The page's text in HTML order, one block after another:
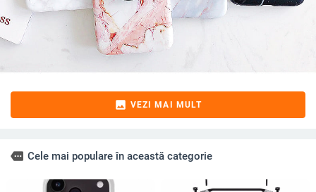
image VEZI MAI MULT
more Cele mai populare în această categorie